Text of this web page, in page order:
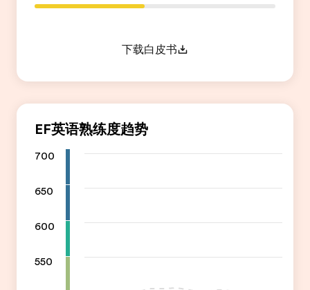
下载白皮书
EF英语熟练度趋势
700
650
600
550